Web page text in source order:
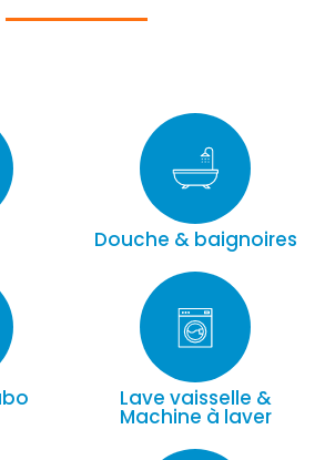
Douche & baignoires
Lave vaisselle &
Machine à laver